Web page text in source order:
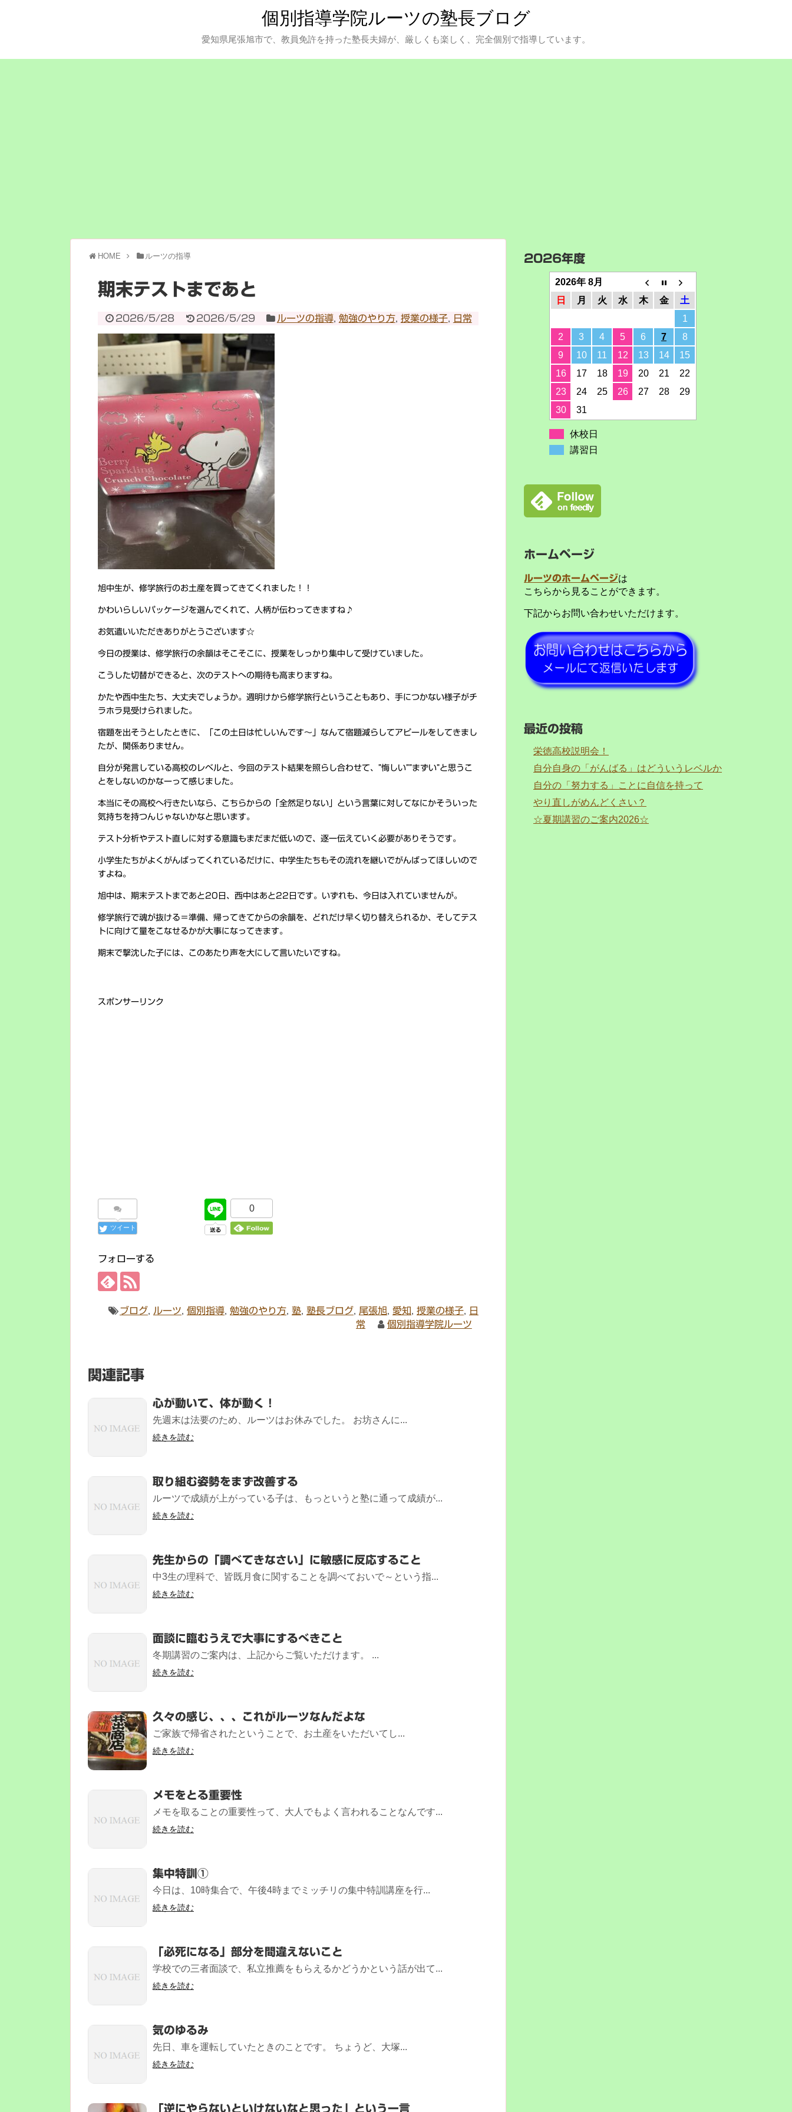
個別指導学院ルーツの塾長ブログ
愛知県尾張旭市で、教員免許を持った塾長夫婦が、厳しくも楽しく、完全個別で指導しています。
HOME ルーツの指導
期末テストまであと
2026/5/28 2026/5/29 ルーツの指導, 勉強のやり方, 授業の様子, 日常
旭中生が、修学旅行のお土産を買ってきてくれました！！
かわいらしいパッケージを選んでくれて、人柄が伝わってきますね♪
お気遣いいただきありがとうございます☆
今日の授業は、修学旅行の余韻はそこそこに、授業をしっかり集中して受けていました。
こうした切替ができると、次のテストへの期待も高まりますね。
かたや西中生たち、大丈夫でしょうか。週明けから修学旅行ということもあり、手につかない様子がチ
ラホラ見受けられました。
宿題を出そうとしたときに、「この土日は忙しいんです～」なんて宿題減らしてアピールをしてきまし
たが、関係ありません。
自分が発言している高校のレベルと、今回のテスト結果を照らし合わせて、”悔しい””まずい”と思うこ
とをしないのかなーって感じました。
本当にその高校へ行きたいなら、こちらからの「全然足りない」という言葉に対してなにかそういった
気持ちを持つんじゃないかなと思います。
テスト分析やテスト直しに対する意識もまだまだ低いので、逐一伝えていく必要がありそうです。
小学生たちがよくがんばってくれているだけに、中学生たちもその流れを継いでがんばってほしいので
すよね。
旭中は、期末テストまであと20日、西中はあと22日です。いずれも、今日は入れていませんが。
修学旅行で魂が抜ける＝準備、帰ってきてからの余韻を、どれだけ早く切り替えられるか、そしてテス
トに向けて量をこなせるかが大事になってきます。
期末で撃沈した子には、このあたり声を大にして言いたいですね。
スポンサーリンク
ツイート
0
フォローする
ブログ ルーツ 個別指導 勉強のやり方 塾 塾長ブログ 尾張旭 愛知 授業の様子
日
常
個別指導学院ルーツ
関連記事
心が動いて、体が動く！
先週末は法要のため、ルーツはお休みでした。 お坊さんに...
続きを読む
取り組む姿勢をまず改善する
ルーツで成績が上がっている子は、もっというと塾に通って成績が...
続きを読む
先生からの「調べてきなさい」に敏感に反応すること
中3生の理科で、皆既月食に関することを調べておいで～という指...
続きを読む
面談に臨むうえで大事にするべきこと
冬期講習のご案内は、上記からご覧いただけます。 ...
続きを読む
久々の感じ、、、これがルーツなんだよな
ご家族で帰省されたということで、お土産をいただいてし...
続きを読む
メモをとる重要性
メモを取ることの重要性って、大人でもよく言われることなんです...
続きを読む
集中特訓①
今日は、10時集合で、午後4時までミッチリの集中特訓講座を行...
続きを読む
「必死になる」部分を間違えないこと
学校での三者面談で、私立推薦をもらえるかどうかという話が出て...
続きを読む
気のゆるみ
先日、車を運転していたときのことです。 ちょうど、大塚...
続きを読む
「逆にやらないといけないなと思った」という一言
2026年度
2026年 8月
日
月 火 水 木 金
土
1
2
3 4 5 6 7
8
9
10 11 12 13 14
15
16
17 18 19 20 21
22
23
24 25 26 27 28
29
30
31
休校日
講習日
ホームページ
ルーツのホームページは
こちらから見ることができます。
下記からお問い合わせいただけます。
最近の投稿
栄徳高校説明会！
自分自身の「がんばる」はどういうレベルか
自分の「努力する」ことに自信を持って
やり直しがめんどくさい？
☆夏期講習のご案内2026☆